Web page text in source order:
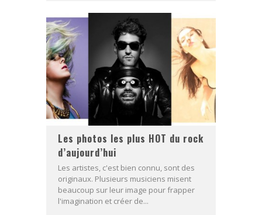
Les photos les plus HOT du rock
d’aujourd’hui
Les artistes, c'est bien connu, sont des
originaux. Plusieurs musiciens misent
beaucoup sur leur image pour frapper
l'imagination et créer de...